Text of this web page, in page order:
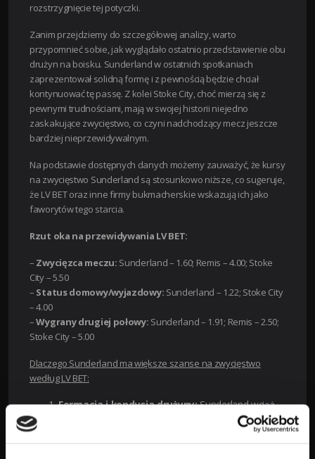
rozstrzygnięcie tej potyczki.
Zanim przejdziemy do szczegółowej analizy, warto
przypomnieć sobie, jak wyglądało ostatnio przedstawienie obu
drużyn na boisku. Sunderland w ostatnich spotkaniach
zaprezentował solidną formę i z pewnością będzie chciał
kontynuować tę passę. Z kolei Stoke City, choć mierzą się z
pewnymi trudnościami, mają w swojej historii niejedno
zaskakujące zwycięstwo, co czyni nadchodzący mecz jeszcze
bardziej nieprzewidywalnym.
Na podstawie dostępnych danych możemy zauważyć, że kursy
na zwycięstwo Sunderland są stosunkowo niższe, co sugeruje,
że LV BET oraz inne firmy bukmacherskie wskazują ich jako
faworytów tego starcia.
Rzut oka na przewidywania LV BET:
– Zwycięzca meczu: Sunderland – 1.60; Remis – 4.00; Stoke
City – 5.50
– Status domowy/wyjazdowy: Sunderland – 1.22; Stoke City
– 4.00
–Wygrany drugiej połowy: Sunderland – 1.91; Remis – 2.50;
Stoke City – 5.00
Dlaczego Sunderland ma większe szanse na zwycięstwo
według LV BET:
Formacja i kondycja drużyny:Sunderland wciąż
prezentuje solidną formę, a ich efektywne strategie
gry często przekładają się na sukcesy na boisku, co